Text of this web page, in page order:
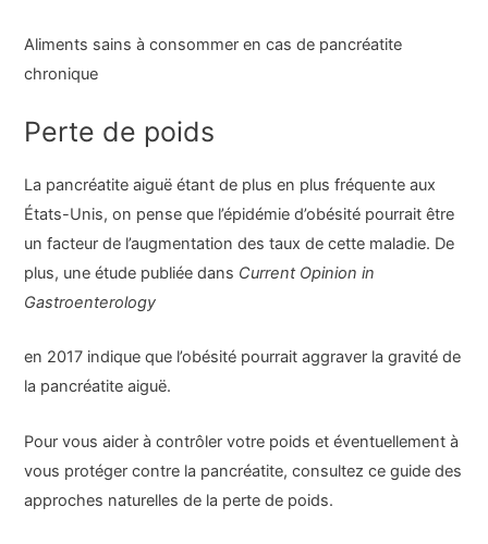
Aliments sains à consommer en cas de pancréatite
chronique
Perte de poids
La pancréatite aiguë étant de plus en plus fréquente aux
États-Unis, on pense que l’épidémie d’obésité pourrait être
un facteur de l’augmentation des taux de cette maladie. De
plus, une étude publiée dans Current Opinion in
Gastroenterology
en 2017 indique que l’obésité pourrait aggraver la gravité de
la pancréatite aiguë.
Pour vous aider à contrôler votre poids et éventuellement à
vous protéger contre la pancréatite, consultez ce guide des
approches naturelles de la perte de poids.